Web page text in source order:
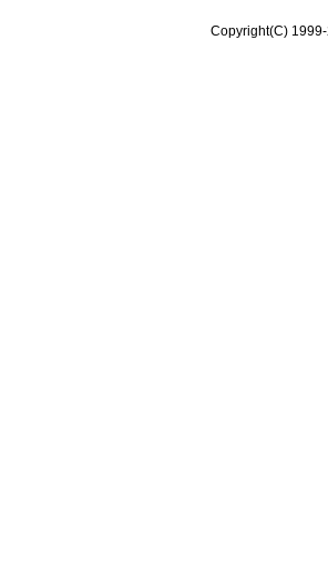
Copyright(C)